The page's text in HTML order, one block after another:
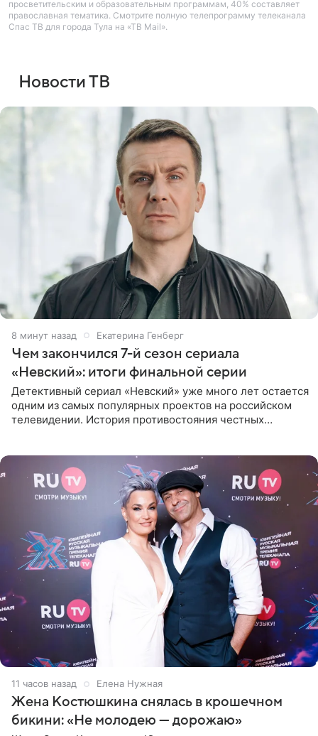
просветительским и образовательным программам, 40% составляет
православная тематика. Смотрите полную телепрограмму телеканала
Спас ТВ для города Тула на «ТВ Mail».
Новости ТВ
8 минут назад Екатерина Генберг
Чем закончился 7-й сезон сериала
«Невский»: итоги финальной серии
Детективный сериал «Невский» уже много лет остается
одним из самых популярных проектов на российском
телевидении. История противостояния честных
11 часов назад Елена Нужная
Жена Костюшкина снялась в крошечном
бикини: «Не молодею — дорожаю»